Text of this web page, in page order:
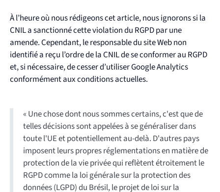
À l’heure où nous rédigeons cet article, nous ignorons si la
CNIL a sanctionné cette violation du RGPD par une
amende. Cependant, le responsable du site Web non
identifié a reçu l’ordre de la CNIL de se conformer au RGPD
et, si nécessaire, de cesser d’utiliser Google Analytics
conformément aux conditions actuelles.
« Une chose dont nous sommes certains, c'est que de
telles décisions sont appelées à se généraliser dans
toute l'UE et potentiellement au-delà. D'autres pays
imposent leurs propres réglementations en matière de
protection de la vie privée qui reflètent étroitement le
RGPD comme la loi générale sur la protection des
données (LGPD) du Brésil, le projet de loi sur la